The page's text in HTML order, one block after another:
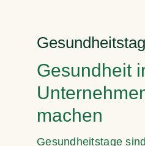
Gesundheit
machen
Gesundheitstage